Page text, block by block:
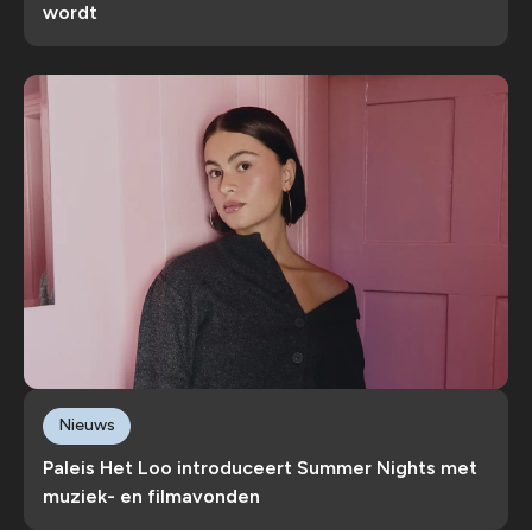
wordt
Paleis Het Loo introduceert Summer Nights met
muziek- en filmavonden
Nieuws